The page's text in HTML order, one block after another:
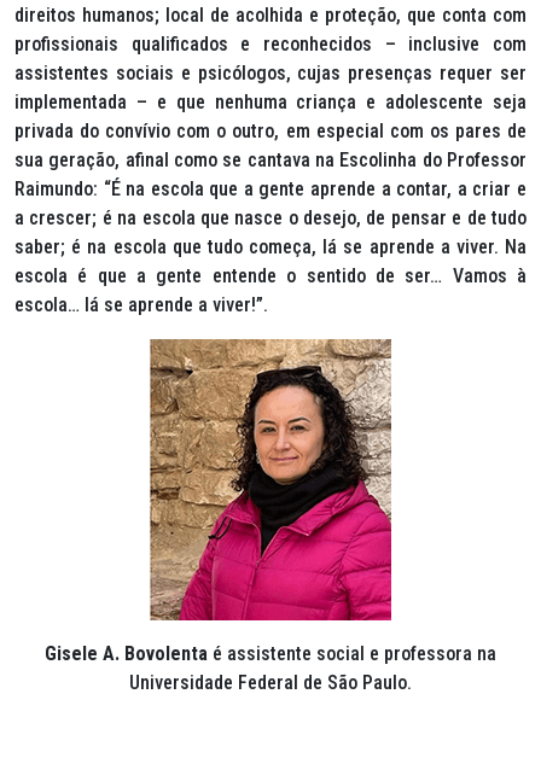
direitos humanos; local de acolhida e proteção, que conta com
profissionais qualificados e reconhecidos – inclusive com
assistentes sociais e psicólogos, cujas presenças requer ser
implementada – e que nenhuma criança e adolescente seja
privada do convívio com o outro, em especial com os pares de
sua geração, afinal como se cantava na Escolinha do Professor
Raimundo: “É na escola que a gente aprende a contar, a criar e
a crescer; é na escola que nasce o desejo, de pensar e de tudo
saber; é na escola que tudo começa, lá se aprende a viver. Na
escola é que a gente entende o sentido de ser… Vamos à
escola… lá se aprende a viver!”.
Gisele A. Bovolenta é assistente social e professora na
Universidade Federal de São Paulo.